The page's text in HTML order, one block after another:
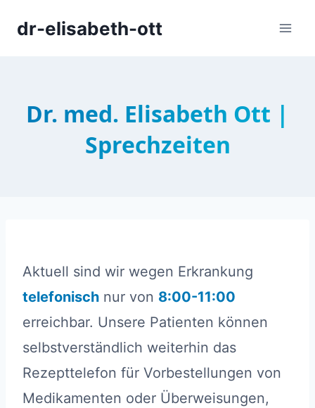
Inhaltdr-elisabeth-ott
Dr. med. Elisabeth Ott |
Sprechzeiten
Aktuell sind wir wegen Erkrankung
telefonisch nur von 8:00-11:00
erreichbar. Unsere Patienten können
selbstverständlich weiterhin das
Rezepttelefon für Vorbestellungen von
Medikamenten oder Überweisungen,